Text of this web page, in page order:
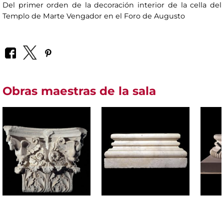
Del primer orden de la decoración interior de la cella del
Templo de Marte Vengador en el Foro de Augusto
Obras maestras de la sala